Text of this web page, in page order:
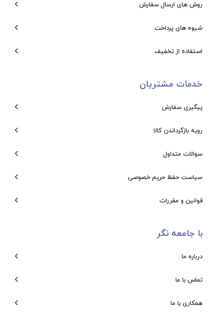
روش های ارسال سفارش
شیوه های پرداخت
استفاده از تخفیف
خدمات مشتریان
پیگیری سفارش
رویه بازگرداندن کالا
سوالات متداول
سیاست حفظ حریم خصوصی
قوانین و مقررات
با جامعه نگر
درباره ما
تماس با ما
همکاری با ما